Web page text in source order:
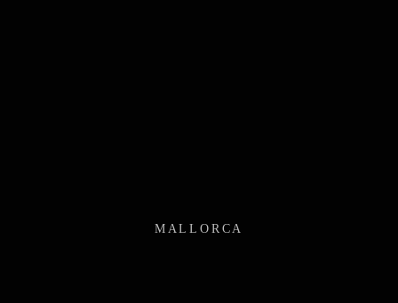
MALLORCA